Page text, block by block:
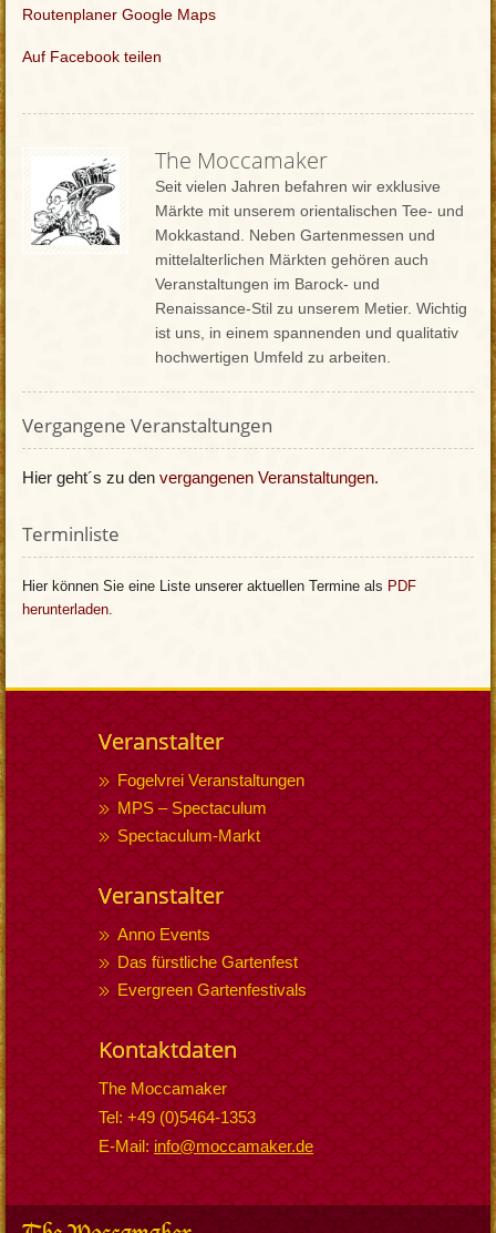
Routenplaner Google Maps
Auf Facebook teilen
The Moccamaker
Seit vielen Jahren befahren wir exklusive
Märkte mit unserem orientalischen Tee- und
Mokkastand. Neben Gartenmessen und
mittelalterlichen Märkten gehören auch
Veranstaltungen im Barock- und
Renaissance-Stil zu unserem Metier. Wichtig
ist uns, in einem spannenden und qualitativ
hochwertigen Umfeld zu arbeiten.
Vergangene Veranstaltungen
Hier geht´s zu den vergangenen Veranstaltungen.
Terminliste
Hier können Sie eine Liste unserer aktuellen Termine als PDF
herunterladen.
Veranstalter
Fogelvrei Veranstaltungen
MPS – Spectaculum
Spectaculum-Markt
Veranstalter
Anno Events
Das fürstliche Gartenfest
Evergreen Gartenfestivals
Kontaktdaten
The Moccamaker
Tel: +49 (0)5464-1353
E-Mail: info@moccamaker.de